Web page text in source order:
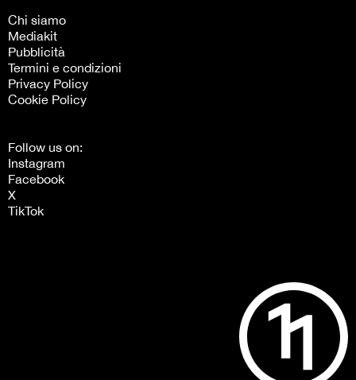
Chi siamo
Mediakit
Pubblicità
Termini e condizioni
Privacy Policy
Cookie Policy
Follow us on:
Instagram
Facebook
X
TikTok